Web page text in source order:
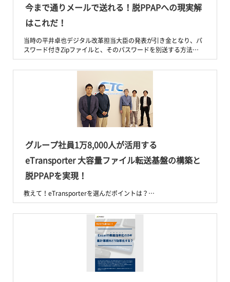
今まで通りメールで送れる！脱PPAPへの現実解
はこれだ！
当時の平井卓也デジタル改革担当大臣の発表が引き金となり、パ
スワード付きZipファイルと、そのパスワードを別送する方法…
グループ社員1万8,000人が活用する
eTransporter 大容量ファイル転送基盤の構築と
脱PPAPを実現！
教えて！eTransporterを選んだポイントは？…